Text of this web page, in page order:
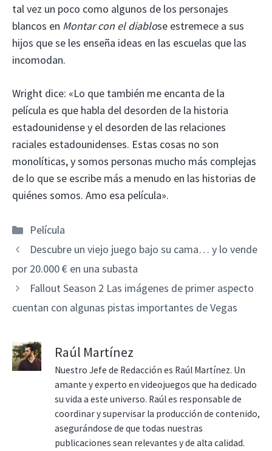
tal vez un poco como algunos de los personajes
blancos en Montar con el diablose estremece a sus
hijos que se les enseña ideas en las escuelas que las
incomodan.
Wright dice: «Lo que también me encanta de la
película es que habla del desorden de la historia
estadounidense y el desorden de las relaciones
raciales estadounidenses. Estas cosas no son
monolíticas, y somos personas mucho más complejas
de lo que se escribe más a menudo en las historias de
quiénes somos. Amo esa película».
Categorías
Película
Descubre un viejo juego bajo su cama… y lo vende
por 20.000 € en una subasta
Fallout Season 2 Las imágenes de primer aspecto
cuentan con algunas pistas importantes de Vegas
Raúl Martínez
Nuestro Jefe de Redacción es Raúl Martínez. Un
amante y experto en videojuegos que ha dedicado
su vida a este universo. Raúl es responsable de
coordinar y supervisar la producción de contenido,
asegurándose de que todas nuestras
publicaciones sean relevantes y de alta calidad.